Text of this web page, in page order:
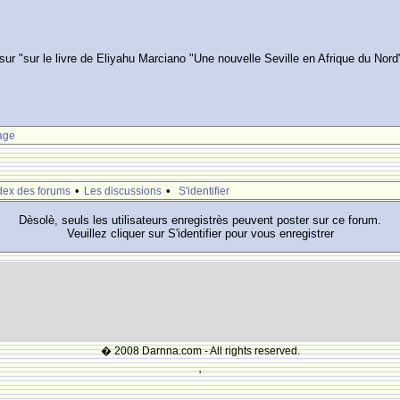
"sur le livre de Eliyahu Marciano "Une nouvelle Seville en Afrique du
des forums • Les discussions • S'identifier
Dèsolè, seuls les utilisateurs enregistrès peuvent poster sur ce forum.
Veuillez cliquer sur S'identifier pour vous enregistrer
� 2008 Darnna.com - All rights reserved.
'